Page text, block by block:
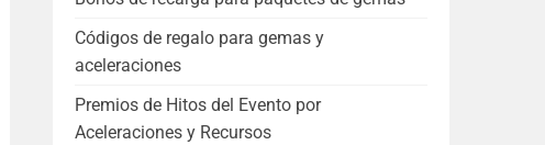
Códigos de regalo para gemas y
aceleraciones
Premios de Hitos del Evento por
Aceleraciones y Recursos